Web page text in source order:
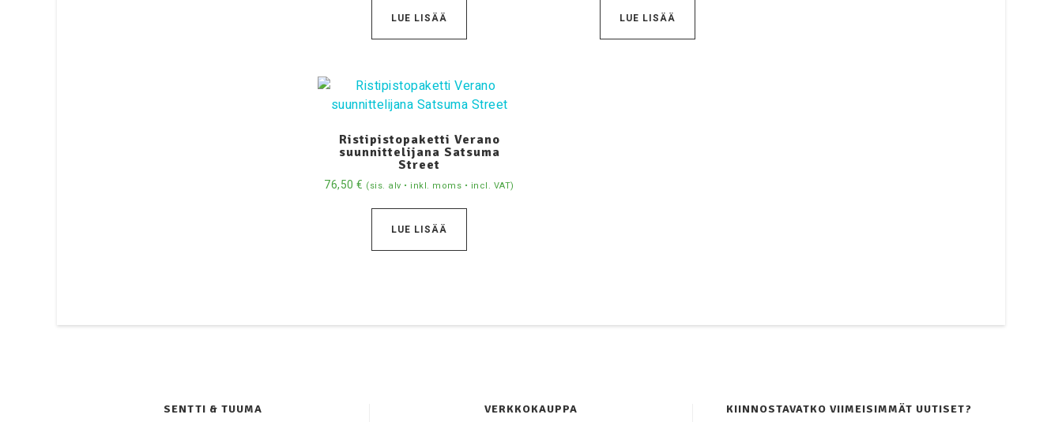
LUE LISÄÄ LUE LISÄÄ
Ristipistopaketti Verano
suunnittelijana Satsuma
Street
76,50€ (sis. alv • inkl. moms • incl. VAT)
LUE LISÄÄ
SENTTI & TUUMA VERKKOKAUPPA KIINNOSTAVATKO VIIMEISIMMÄT UUTISET?